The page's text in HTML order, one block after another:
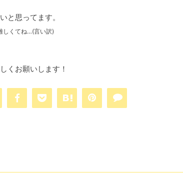
と思ってます。
しくてね…(言い訳)
くお願いします！